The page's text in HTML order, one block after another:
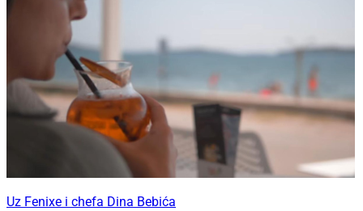
Uz Fenixe i chefa Dina Bebića